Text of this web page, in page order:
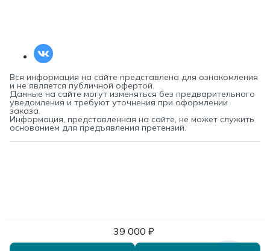
39 000 ₽
Вся информация на сайте представлена для ознакомления
и не является публичной офертой.
Данные на сайте могут изменяться без предварительного
уведомления и требуют уточнения при оформлении
заказа.
Информация, представленная на сайте, не может служить
основанием для предъявления претензий.